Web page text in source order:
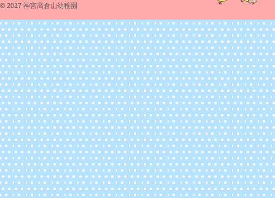
© 2017 神宮高倉山幼稚園